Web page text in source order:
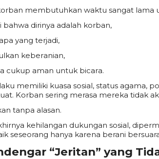
membutuhkan waktu sangat lama
dirinya adalah korban,
yang terjadi,
keberanian,
cukup aman untuk bicara.
memiliki kuasa sosial, status agama,
Korban sering merasa mereka tidak
tanpa alasan.
kehilangan dukungan sosial,
seseorang hanya karena berani
“Jeritan” yang